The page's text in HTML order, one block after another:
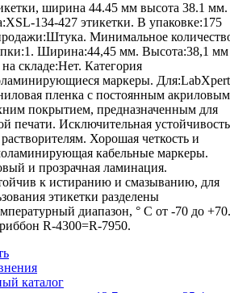
ширина 44.45 мм высота 38.1 мм.
134-427 этикетки. В упаковке:175
Минимальное
Ширина:44,45 мм. Высота:38,1 мм
складе:Нет. Категория
маркеры.
пленка с постоянным акриловым
покрытием, предназначенным для
печати. Исключительная устойчивость
Хорошая четкость и
кабельные маркеры.
и прозрачная ламинация.
к истиранию и смазыванию, для
этикетки разделены
диапазон, ° С от -70 до +70.
R-4300=R-7950.
каталог